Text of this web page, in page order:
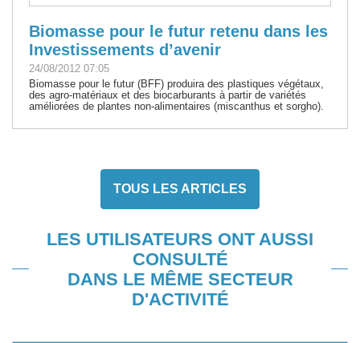
Biomasse pour le futur retenu dans les
Investissements d’avenir
24/08/2012 07:05
Biomasse pour le futur (BFF) produira des plastiques végétaux,
des agro-matériaux et des biocarburants à partir de variétés
améliorées de plantes non-alimentaires (miscanthus et sorgho).
TOUS LES ARTICLES
LES UTILISATEURS ONT AUSSI
CONSULTÉ
DANS LE MÊME SECTEUR
D'ACTIVITÉ